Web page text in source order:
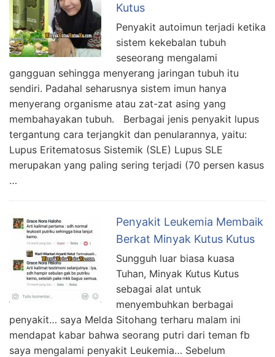
Kutus
Penyakit autoimun terjadi ketika
sistem kekebalan tubuh
seseorang mengalami
gangguan sehingga menyerang jaringan tubuh itu
sendiri. Padahal seharusnya sistem imun hanya
menyerang organisme atau zat-zat asing yang
membahayakan tubuh. Berbagai jenis penyakit lupus
tergantung cara terjangkit dan penularannya, yaitu:
Lupus Eritematosus Sistemik (SLE) Lupus SLE
merupakan yang paling sering terjadi (70 persen kasus
…
Penyakit Leukemia Membaik
Berkat Minyak Kutus Kutus
Sungguh luar biasa kuasa
Tuhan, Minyak Kutus Kutus
sebagai alat untuk
menyembuhkan berbagai
penyakit… saya Melda Sitohang terharu malam ini
mendapat kabar bahwa seorang putri dari teman fb
saya mengalami penyakit Leukemia… Sebelum